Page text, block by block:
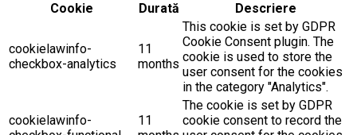
Cookie
Durată Descriere
cookielawinfo-
checkbox-analytics
11
months
This cookie is set by GDPR
Cookie Consent plugin. The
cookie is used to store the
user consent for the cookies
in the category "Analytics".
cookielawinfo-
11
The cookie is set by GDPR
cookie consent to record the